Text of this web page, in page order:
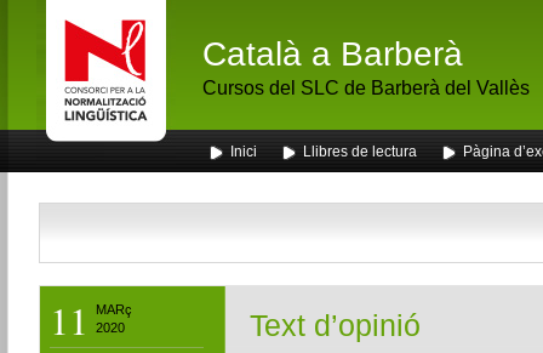
Català a Barberà
Cursos del SLC de Barberà del Vallès
Inici Llibres de lectura Pàgina
11
MARç
2020
Text d’opinió